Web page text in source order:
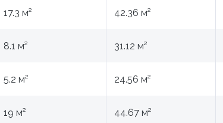
17.3 м² 42.36 м²
8.1 м² 31.12 м²
5.2 м² 24.56 м²
19 м² 44.67 м²